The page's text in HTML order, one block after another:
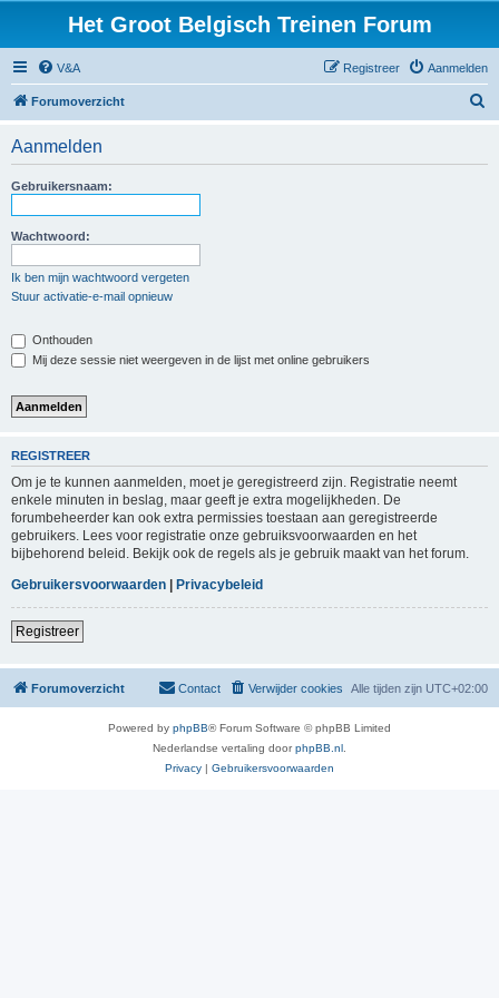
Het Groot Belgisch Treinen Forum
V&A Aanmelden
Registreer
Forumoverzicht
Aanmelden
Gebruikersnaam:
Wachtwoord:
Ik ben mijn wachtwoord vergeten
Stuur activatie-e-mail opnieuw
Onthouden
Mij deze sessie niet weergeven in de lijst met online gebruikers
REGISTREER
Om je te kunnen aanmelden, moet je geregistreerd zijn. Registratie neemt
enkele minuten in beslag, maar geeft je extra mogelijkheden. De
forumbeheerder kan ook extra permissies toestaan aan geregistreerde
gebruikers. Lees voor registratie onze gebruiksvoorwaarden en het
bijbehorend beleid. Bekijk ook de regels als je gebruik maakt van het forum.
Gebruikersvoorwaarden | Privacybeleid
Registreer
Forumoverzicht Alle tijden zijn UTC+02:00
Verwijder cookies
Contact
Powered by phpBB® Forum Software © phpBB Limited
Nederlandse vertaling doorphpBB.nl
Privacy | Gebruikersvoorwaarden